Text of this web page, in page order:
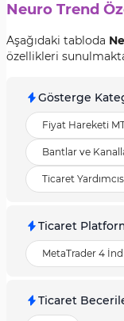
Neuro Trend
Aşağıdaki tabloda
özellikleri
Gösterge
Fiyat Hareketi
Bantlar ve
Ticaret
Ticaret
MetaTrader 4
Ticaret